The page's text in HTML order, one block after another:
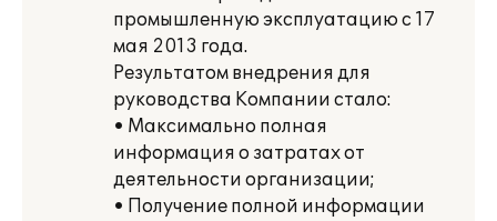
промышленную эксплуатацию с 17
мая 2013 года.
Результатом внедрения для
руководства Компании стало:
• Максимально полная
информация о затратах от
деятельности организации;
• Получение полной информации